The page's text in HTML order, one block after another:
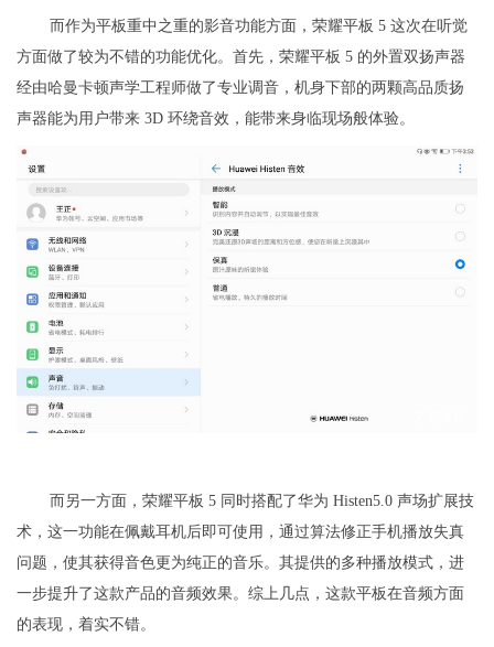
而作为平板重中之重的影音功能方面，荣耀平板 5 这次在听觉
方面做了较为不错的功能优化。首先，荣耀平板 5 的外置双扬声器
经由哈曼卡顿声学工程师做了专业调音，机身下部的两颗高品质扬
声器能为用户带来 3D 环绕音效，能带来身临现场般体验。
而另一方面，荣耀平板 5 同时搭配了华为 Histen5.0 声场扩展技
术，这一功能在佩戴耳机后即可使用，通过算法修正手机播放失真
问题，使其获得音色更为纯正的音乐。其提供的多种播放模式，进
一步提升了这款产品的音频效果。综上几点，这款平板在音频方面
的表现，着实不错。